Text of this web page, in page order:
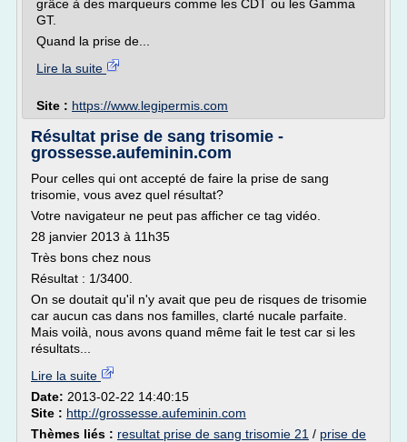
grâce à des marqueurs comme les CDT ou les Gamma
GT.
Quand la prise de...
Lire la suite
Site : https://www.legipermis.com
Résultat prise de sang trisomie -
grossesse.aufeminin.com
Pour celles qui ont accepté de faire la prise de sang
trisomie, vous avez quel résultat?
Votre navigateur ne peut pas afficher ce tag vidéo.
28 janvier 2013 à 11h35
Très bons chez nous
Résultat : 1/3400.
On se doutait qu'il n'y avait que peu de risques de trisomie
car aucun cas dans nos familles, clarté nucale parfaite.
Mais voilà, nous avons quand même fait le test car si les
résultats...
Lire la suite
Date: 2013-02-22 14:40:15
Site : http://grossesse.aufeminin.com
Thèmes liés : resultat prise de sang trisomie 21 / prise de